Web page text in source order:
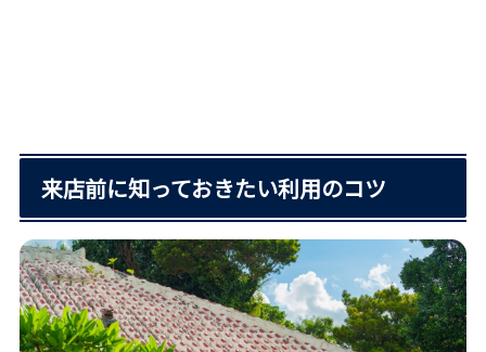
来店前に知っておきたい利用のコツ